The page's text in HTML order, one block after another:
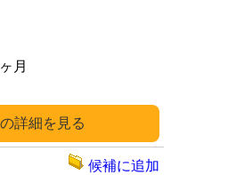
詳細
ヶ月
候補に追加